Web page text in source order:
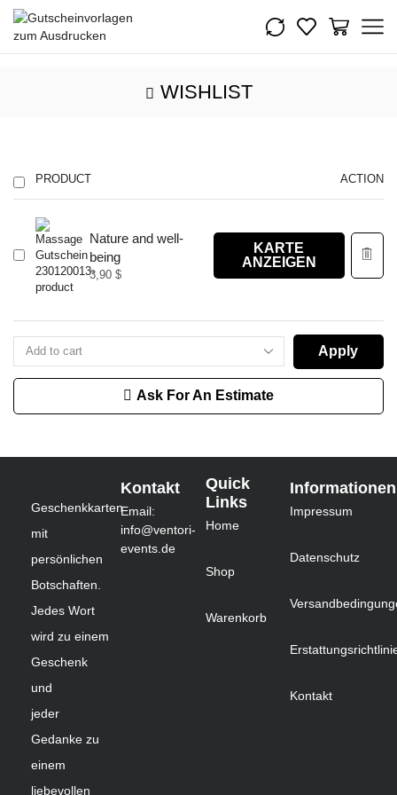
WISHLIST
PRODUCT ACTION
Nature and well-
being
3,90 $
KARTE
ANZEIGEN
Apply
Ask For An Estimate
Geschenkkarten
mit
persönlichen
Botschaften.
Jedes Wort
wird zu einem
Geschenk
und
jeder
Gedanke zu
einem
liebevollen
Kontakt
Email:
info@ventori-
events.de
Quick
Links
Home
Shop
Warenkorb
Informationen
Impressum
Datenschutz
Kontakt